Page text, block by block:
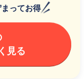
ってお得
見る